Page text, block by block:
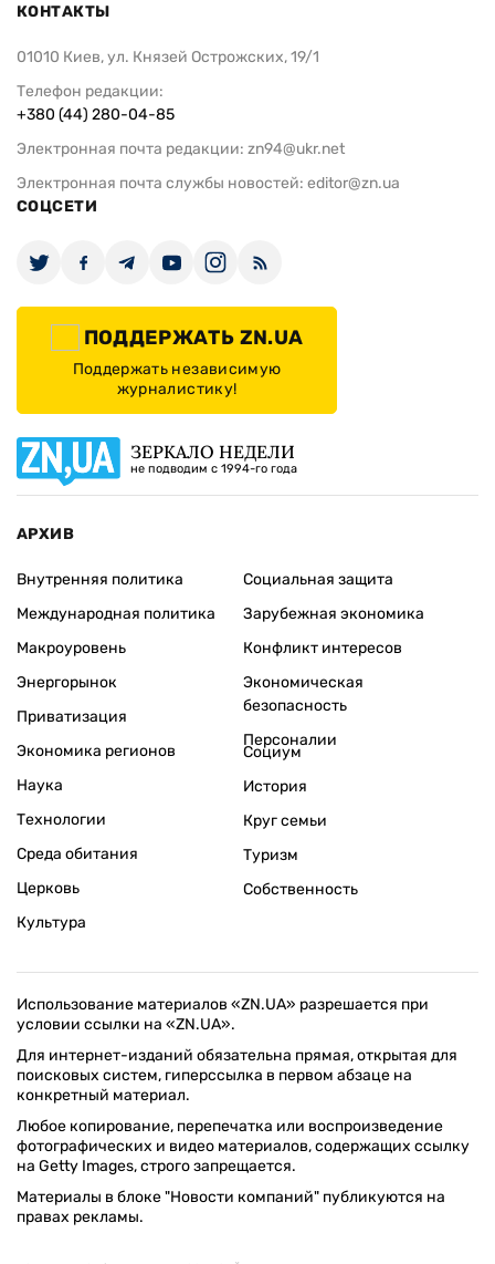
КОНТАКТЫ
01010 Киев, ул. Князей Острожских, 19/1
Телефон редакции:
+380 (44) 280-04-85
Электронная почта редакции: zn94@ukr.net
Электронная почта службы новостей: editor@zn.ua
СОЦСЕТИ
ПОДДЕРЖАТЬ ZN.UA
Поддержать независимую
журналистику!
ЗЕРКАЛО НЕДЕЛИ
не подводим с 1994-го года
АРХИВ
Внутренняя политика
Международная политика
Макроуровень
Энергорынок
Приватизация
Экономика регионов
Социальная защита
Зарубежная экономика
Конфликт интересов
Экономическая
безопасность
Персоналии
Наука
Технологии
Среда обитания
Церковь
Культура
Социум
История
Круг семьи
Туризм
Собственность
Использование материалов «ZN.UA» разрешается при
условии ссылки на «ZN.UA».
Для интернет-изданий обязательна прямая, открытая для
поисковых систем, гиперссылка в первом абзаце на
конкретный материал.
Любое копирование, перепечатка или воспроизведение
фотографических и видео материалов, содержащих ссылку
на Getty Images, строго запрещается.
Материалы в блоке "Новости компаний" публикуются на
правах рекламы.